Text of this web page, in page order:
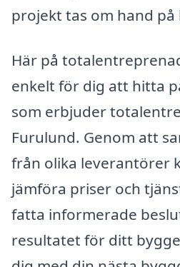
projekt tas om hand på
Här på
enkelt för dig att hitta
som erbjuder
Furulund. Genom att
från olika leverantörer
jämföra priser och
fatta informerade
resultatet för ditt